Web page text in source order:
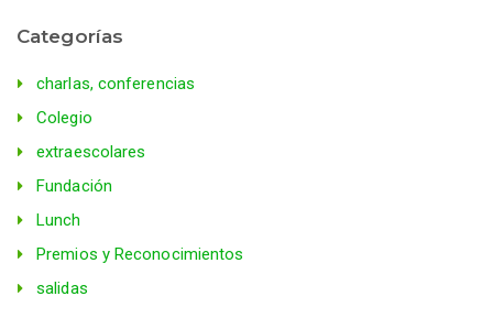
Categorías
charlas, conferencias
Colegio
extraescolares
Fundación
Lunch
Premios y Reconocimientos
salidas